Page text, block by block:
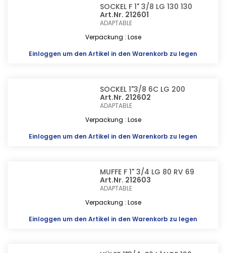
SOCKEL F 1" 3/8 LG 130 130
Art.Nr. 212601
ADAPTABLE
Verpackung : Lose
Einloggen um den Artikel in den Warenkorb zu legen
SOCKEL 1"3/8 6C LG 200
Art.Nr. 212602
ADAPTABLE
Verpackung : Lose
Einloggen um den Artikel in den Warenkorb zu legen
MUFFE F 1" 3/4 LG 80 RV 69
Art.Nr. 212603
ADAPTABLE
Verpackung : Lose
Einloggen um den Artikel in den Warenkorb zu legen